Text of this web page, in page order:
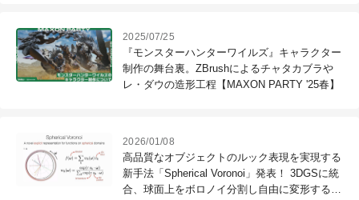
2025/07/25
『モンスターハンターワイルズ』キャラクター
制作の舞台裏。ZBrushによるチャタカブラや
レ・ダウの造形工程【MAXON PARTY '25春】
2026/01/08
高品質なオブジェクトのルック表現を実現する
新手法「Spherical Voronoi」発表！ 3DGSに統
合、球面上をボロノイ分割し自由に変形するこ